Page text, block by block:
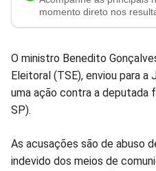
no
no
no
momento direto nos
O ministro Benedito
Eleitoral (TSE), enviou para
uma ação contra a deputada
SP).
As acusações são de abuso
indevido dos meios de